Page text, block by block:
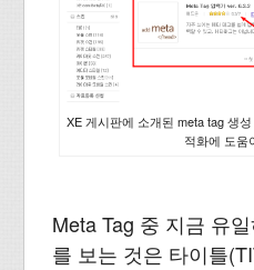
XE 게시판에 소개된 meta tag 생
적화에 도움
Meta Tag 중 지금 유
를 보는 것은 타이틀